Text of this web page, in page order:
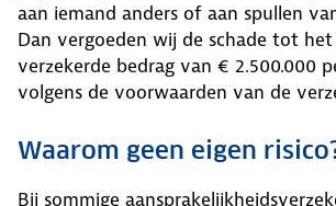
aan iemand anders of aan spullen
Dan vergoeden wij de schade tot
verzekerde bedrag van € 2.500.000
volgens de voorwaarden van de
Waarom geen eigen
Bij sommige